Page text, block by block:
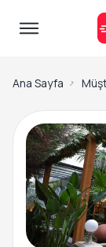
Ana Sayfa